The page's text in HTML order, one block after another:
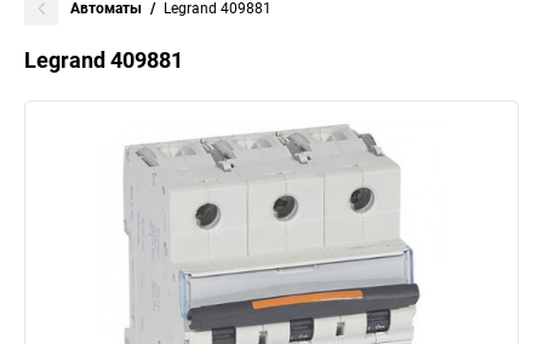
Автоматы Legrand 409881
Legrand 409881